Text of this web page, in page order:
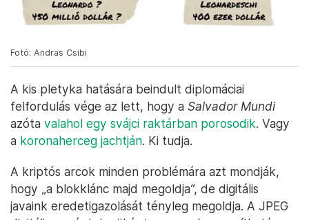
Fotó: Andras Csibi
A kis pletyka hatására beindult diplomáciai
felfordulás vége az lett, hogy a Salvador Mundi
azóta valahol egy svájci raktárban porosodik. Vagy
a koronaherceg jachtján. Ki tudja.
A kriptós arcok minden problémára azt mondják,
hogy „a blokklánc majd megoldja”, de digitális
javaink eredetigazolását tényleg megoldja. A JPEG